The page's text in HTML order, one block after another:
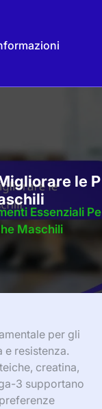
le P
Essenziali Pe
Maschili
per gli
e resistenza.
creatina,
3 supportano